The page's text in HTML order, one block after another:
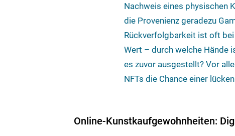
Nachweis eines physischen
die Provenienz geradezu
Rückverfolgbarkeit ist oft
Wert – durch welche Hände
es zuvor ausgestellt? Vor
NFTs die Chance einer
Online-Kunstkaufgewohnheiten: